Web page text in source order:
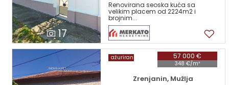
17
Renovirana seoska kuća sa
velikim placem od 2224m2 i
brojnim...
57 000 €
348 €/m²
ažuriran
Zrenjanin, Mužlja